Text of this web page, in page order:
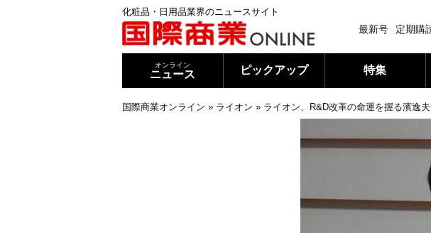
化粧品・日用品業界のニュースサイト
最新号 定期購
オンライン
ニュース ピックアップ 特集
国際商業オンライン » ライオン » ライオン、R&D改革の命運を握る濱逸